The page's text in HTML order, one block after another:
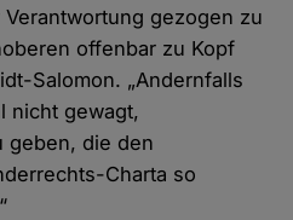
gezogen zu
offenbar zu Kopf
Salomon. „Andernfalls
nicht gewagt,
geben, die den
Charta so